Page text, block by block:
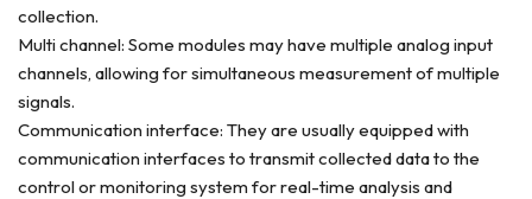
collection.
Multi channel: Some modules may have multiple analog input
channels, allowing for simultaneous measurement of multiple
signals.
Communication interface: They are usually equipped with
communication interfaces to transmit collected data to the
control or monitoring system for real-time analysis and